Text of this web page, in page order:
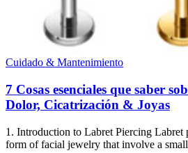
Cuidado & Mantenimiento
7 Cosas esenciales que saber
Dolor, Cicatrización & Joyas
1. Introduction to Labret Piercing Labret
form of facial jewelry that involve a